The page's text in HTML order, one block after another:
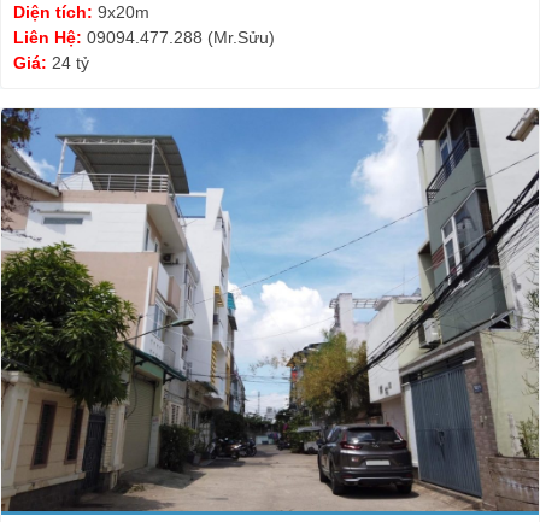
Diện tích: 9x20m
Liên Hệ: 09094.477.288 (Mr.Sửu)
Giá: 24 tỷ